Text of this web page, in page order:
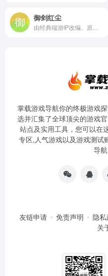
御剑红尘
掌载游戏导航你的终极游戏
选并汇集了全球顶尖的游戏
站点及实用工具，您可以在
专区,人气游戏以及游戏测试
导航
友链申请 免责声明 隐
关